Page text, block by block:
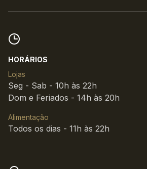
HORÁRIOS
Lojas
Seg - Sab - 10h às 22h
Dom e Feriados - 14h às 20h
Alimentação
Todos os dias - 11h às 22h